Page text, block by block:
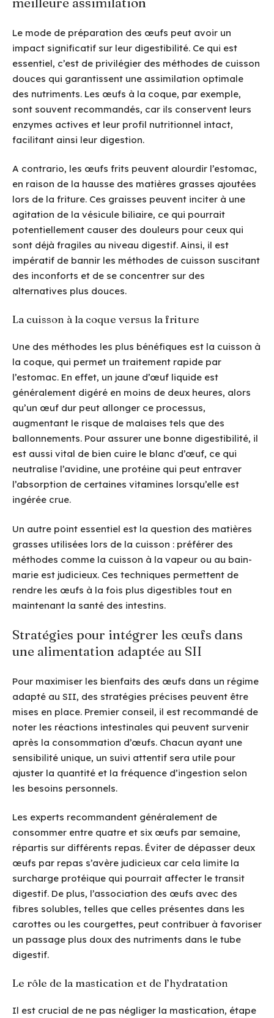
Le mode de préparation des œufs peut avoir un
impact significatif sur leur digestibilité. Ce qui est
essentiel, c’est de privilégier des méthodes de cuisson
douces qui garantissent une assimilation optimale
des nutriments. Les œufs à la coque, par exemple,
sont souvent recommandés, car ils conservent leurs
enzymes actives et leur profil nutritionnel intact,
facilitant ainsi leur digestion.
A contrario, les œufs frits peuvent alourdir l’estomac,
en raison de la hausse des matières grasses ajoutées
lors de la friture. Ces graisses peuvent inciter à une
agitation de la vésicule biliaire, ce qui pourrait
potentiellement causer des douleurs pour ceux qui
sont déjà fragiles au niveau digestif. Ainsi, il est
impératif de bannir les méthodes de cuisson suscitant
des inconforts et de se concentrer sur des
alternatives plus douces.
La cuisson à la coque versus la friture
Une des méthodes les plus bénéfiques est la cuisson à
la coque, qui permet un traitement rapide par
l’estomac. En effet, un jaune d’œuf liquide est
généralement digéré en moins de deux heures, alors
qu’un œuf dur peut allonger ce processus,
augmentant le risque de malaises tels que des
ballonnements. Pour assurer une bonne digestibilité, il
est aussi vital de bien cuire le blanc d’œuf, ce qui
neutralise l’avidine, une protéine qui peut entraver
l’absorption de certaines vitamines lorsqu’elle est
ingérée crue.
Un autre point essentiel est la question des matières
grasses utilisées lors de la cuisson : préférer des
méthodes comme la cuisson à la vapeur ou au bain-
marie est judicieux. Ces techniques permettent de
rendre les œufs à la fois plus digestibles tout en
maintenant la santé des intestins.
Stratégies pour intégrer les œufs dans
une alimentation adaptée au SII
Pour maximiser les bienfaits des œufs dans un régime
adapté au SII, des stratégies précises peuvent être
mises en place. Premier conseil, il est recommandé de
noter les réactions intestinales qui peuvent survenir
après la consommation d’œufs. Chacun ayant une
sensibilité unique, un suivi attentif sera utile pour
ajuster la quantité et la fréquence d’ingestion selon
les besoins personnels.
Les experts recommandent généralement de
consommer entre quatre et six œufs par semaine,
répartis sur différents repas. Éviter de dépasser deux
œufs par repas s’avère judicieux car cela limite la
surcharge protéique qui pourrait affecter le transit
digestif. De plus, l’association des œufs avec des
fibres solubles, telles que celles présentes dans les
carottes ou les courgettes, peut contribuer à favoriser
un passage plus doux des nutriments dans le tube
digestif.
Le rôle de la mastication et de l’hydratation
Il est crucial de ne pas négliger la mastication, étape